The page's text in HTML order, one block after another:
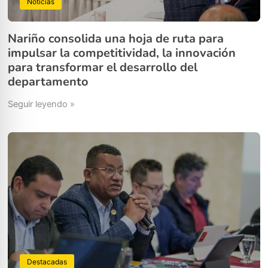
Nariño consolida una hoja de ruta para
impulsar la competitividad, la innovación
para transformar el desarrollo del
departamento
Seguir leyendo »
Destacadas